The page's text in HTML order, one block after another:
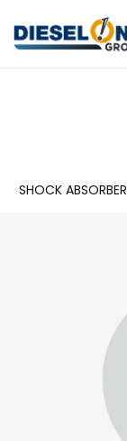
SHOCK ABSORBER